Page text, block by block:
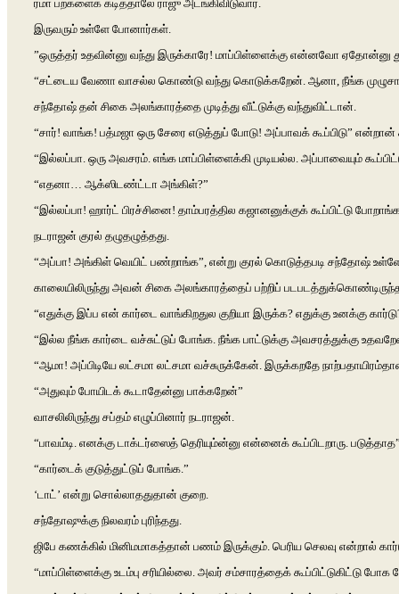
ரமா பற்களைக் கடித்தாலே ராஜு அடங்கிவிடுவார்.
இருவரும் உள்ளே போனார்கள்.
”ஒருத்தர் உதவின்னு வந்து இருக்காரே! மாப்பிள்ளைக்கு என்னவோ ஏதோன்னு
“சட்டைய வேணா வாசல்ல கொண்டு வந்து கொடுக்கறேன். ஆனா, நீங்க
சந்தோஷ் தன் சிகை அலங்காரத்தை முடித்து வீட்டுக்கு வந்துவிட்டான்.
“சார்! வாங்க! பத்மஜா ஒரு சேரை எடுத்துப் போடு! அப்பாவக் கூப்பிடு”
“இல்லப்பா. ஒரு அவசரம். எங்க மாப்பிள்ளைக்கி முடியல்ல. அப்பாவையும்
“எதனா… ஆக்ஸிடண்ட்டா அங்கிள்?”
“இல்லப்பா! ஹார்ட் பிரச்சினை! தாம்பரத்தில கஜானனுக்குக் கூப்பிட்டு
நடராஜன் குரல் தழுதழுத்தது.
“அப்பா! அங்கிள் வெயிட் பண்றாங்க”, என்று குரல் கொடுத்தபடி சந்தோஷ்
காலையிலிருந்து அவன் சிகை அலங்காரத்தைப் பற்றிப்
“எதுக்கு இப்ப என் கார்டை வாங்கிறதுல குறியா இருக்க? எதுக்கு உனக்கு
“இல்ல நீங்க கார்டை வச்சுட்டுப் போங்க. நீங்க பாட்டுக்கு அவசரத்துக்கு
“ஆமா! அப்பிடியே லட்சமா லட்சமா வச்சுருக்கேன். இருக்கறதே
“அதுவும் போயிடக் கூடாதேன்னு பாக்கறேன்”
வாசலிலிருந்து சப்தம் எழுப்பினார் நடராஜன்.
“பாவம்டி. எனக்கு டாக்டர்ஸைத் தெரியும்ன்னு என்னைக் கூப்பிடறாரு. படுத்தாத”
“கார்டைக் குடுத்துட்டுப் போங்க.”
‘டாட்’ என்று சொல்லாததுதான் குறை.
சந்தோஷுக்கு நிலவரம் புரிந்தது.
ஜிபே கணக்கில் மினிமமாகத்தான் பணம் இருக்கும். பெரிய செலவு என்றால்
“மாப்பிள்ளைக்கு உடம்பு சரியில்லை. அவர் சம்சாரத்தைக் கூப்பிட்டுகிட்டு